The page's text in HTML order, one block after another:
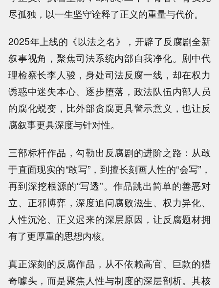
尽孤独，以一生坚守诠释了正义的重量与代价。
2025年上线的《以法之名》，开辟了反腐剧全新
叙事视角，聚焦司法系统内部自我净化。剧中代
理检察长李人骏，身处司法反腐一线，却在权力
诱惑中迷失本心、逐步堕落，政法队伍内部人员
的腐化蜕变，比外部贪腐更具警示意义，也让反
腐叙事更具深度与针对性。
三部标杆作品，勾勒出反腐剧的进阶之路：从敢
于直面现实的“敢写”，到擅长刻画人性的“会写”，
再到深挖根源的“写透”。作品跳出简单的善恶对
立、正邪博弈，深度追问腐败滋生、权力异化、
人性沉沦、正义迟来的深层原因，让反腐题材拥
有了更厚重的思想内核。
真正深刻的反腐作品，从不依赖高官、巨款的猎
奇噱头，而是聚焦人性与制度的深层剖析。其核